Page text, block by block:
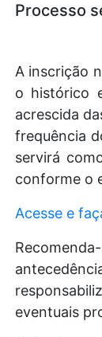
Processo
A inscrição
o histórico
acrescida
frequência
servirá
conforme o
Acesse e
eventuais